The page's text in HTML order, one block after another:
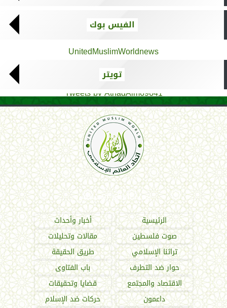
الفيس بوك
UnitedMuslimWorldnews
تويتر
Tweets by AthadAlm69641
اتحاد العالم الإسلامي
الرئيسية
أخبار وأحداث
صوت فلسطين
مقالات وتحليلات
تراثنا الإسلامي
طريق الحقيقة
حوار ضد التطرف
باب الفتاوى
الاقتصاد والمجتمع
قضايا وتحقيقات
داعمون
حركات ضد الإسلام